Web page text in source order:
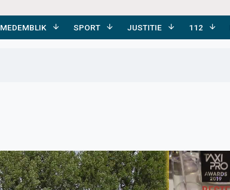
MEDEMBLIK SPORT JUSTITIE 112